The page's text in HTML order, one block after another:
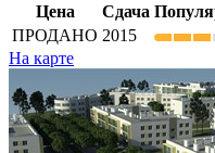
Цена
Сдача
ПРОДАНО 2015
На карте